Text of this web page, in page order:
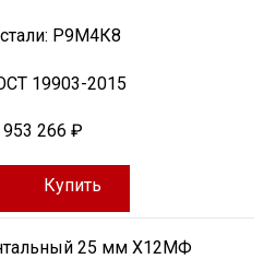
Р9М4К8
19903-2015
953 266 ₽
Купить
25 мм Х12МФ